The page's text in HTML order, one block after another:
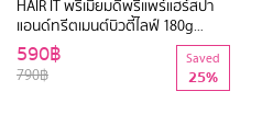
HAIR IT พรีเมี่ยมดีพรีแพร์แฮร์สปา
แอนด์ทรีตเมนต์บิวตี้ไลฟ์ 180g
แฮร์อิท
790฿
590฿ Saved
25%